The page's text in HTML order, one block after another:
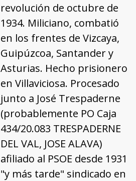
revolución de octubre de
1934. Miliciano, combatió
en los frentes de Vizcaya,
Guipúzcoa, Santander y
Asturias. Hecho prisionero
en Villaviciosa. Procesado
junto a José Trespaderne
(probablemente PO Caja
434/20.083 TRESPADERNE
DEL VAL, JOSE ALAVA)
afiliado al PSOE desde 1931
"y más tarde" sindicado en